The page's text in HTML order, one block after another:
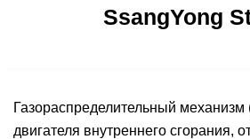
SsangYong
Газораспределительный
двигателя внутреннего сгорания,